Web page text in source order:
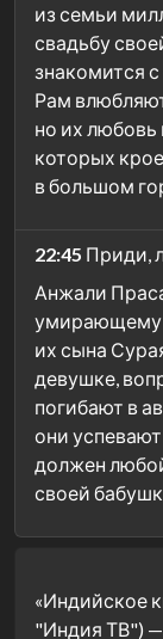
из семьи
свадьбу
знакомится
Рам
но их
которых
в большом
22:45 Приди,
Анжали
умирающему
их сына
девушке,
погибают в
они
должен
своей
«Индийское
"Индия ТВ")